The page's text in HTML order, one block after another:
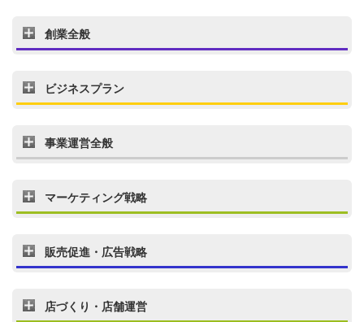
創業全般
ビジネスプラン
事業運営全般
マーケティング戦略
販売促進・広告戦略
店づくり・店舗運営